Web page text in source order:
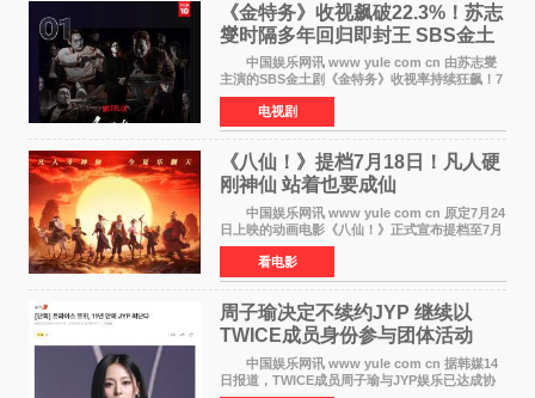
《金特务》收视飙破22.3%！苏志
燮时隔多年回归即封王 SBS金土
剧新纪录诞生
中国娱乐网讯 www yule com cn 由苏志燮
主演的SBS金土剧《金特务》收视率持续狂飙！7
月11日播出的第6集全国平均收视率高达22 3%，
瞬间最高更冲上26 4%，不仅再度刷新自身纪
录，更稳坐同时段
电视剧
《八仙！》提档7月18日！凡人硬
刚神仙 站着也要成仙
中国娱乐网讯 www yule com cn 原定7月24
日上映的动画电影《八仙！》正式宣布提档至7月
18日。这部国风动画大片将八仙过海，各显神通
这句刻在国人DNA里的俗语玩出了新花样——影
片讲述凡人
看电影
周子瑜决定不续约JYP 继续以
TWICE成员身份参与团体活动
中国娱乐网讯 www yule com cn 据韩媒14
日报道，TWICE成员周子瑜与JYP娱乐已达成协